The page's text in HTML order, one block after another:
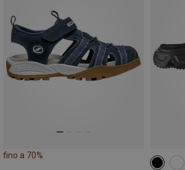
fino a 70%